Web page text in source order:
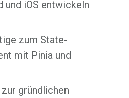
und iOS entwickeln
zum State-
mit Pinia und
gründlichen